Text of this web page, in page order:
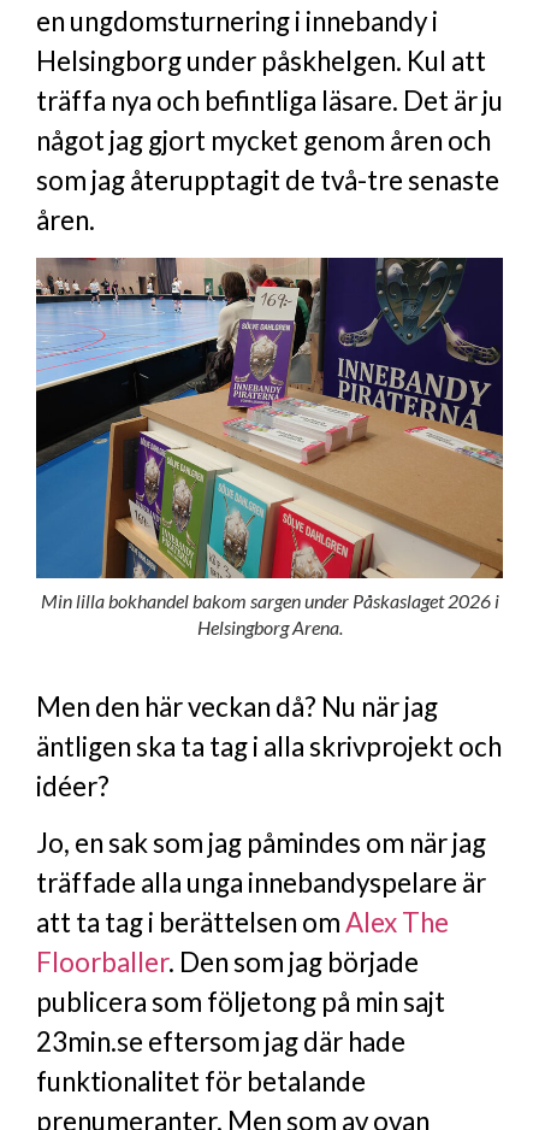
en ungdomsturnering i innebandy i
Helsingborg under påskhelgen. Kul att
träffa nya och befintliga läsare. Det är ju
något jag gjort mycket genom åren och
som jag återupptagit de två-tre senaste
åren.
Min lilla bokhandel bakom sargen under Påskaslaget 2026 i
Helsingborg Arena.
Men den här veckan då? Nu när jag
äntligen ska ta tag i alla skrivprojekt och
idéer?
Jo, en sak som jag påmindes om när jag
träffade alla unga innebandyspelare är
att ta tag i berättelsen omAlex The
Floorballer. Den som jag började
publicera som följetong på min sajt
23min.se eftersom jag där hade
funktionalitet för betalande
prenumeranter. Men som av ovan